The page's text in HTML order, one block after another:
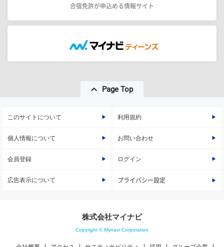
合宿免許が申込める情報サイト
Page Top
このサイトについて 利用規約
個人情報について お問い合わせ
会員登録 ログイン
広告表示について プライバシー設定
株式会社マイナビ
Copyright © Mynavi Corporation